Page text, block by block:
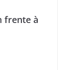
frente à